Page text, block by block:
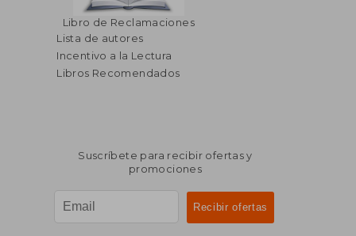
$ 24.14
Libro de Reclamaciones
Lista de autores
Incentivo a la Lectura
Libros Recomendados
Suscríbete para recibir ofertas y
promociones